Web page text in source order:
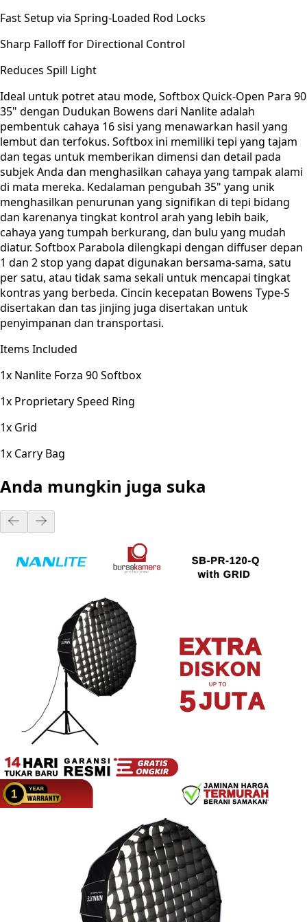
Fast Setup via Spring-Loaded Rod Locks
Sharp Falloff for Directional Control
Reduces Spill Light
Ideal untuk potret atau mode, Softbox Quick-Open Para 90
35" dengan Dudukan Bowens dari Nanlite adalah
pembentuk cahaya 16 sisi yang menawarkan hasil yang
lembut dan terfokus. Softbox ini memiliki tepi yang tajam
dan tegas untuk memberikan dimensi dan detail pada
subjek Anda dan menghasilkan cahaya yang tampak alami
di mata mereka. Kedalaman pengubah 35" yang unik
menghasilkan penurunan yang signifikan di tepi bidang
dan karenanya tingkat kontrol arah yang lebih baik,
cahaya yang tumpah berkurang, dan bulu yang mudah
diatur. Softbox Parabola dilengkapi dengan diffuser depan
1 dan 2 stop yang dapat digunakan bersama-sama, satu
per satu, atau tidak sama sekali untuk mencapai tingkat
kontras yang berbeda. Cincin kecepatan Bowens Type-S
disertakan dan tas jinjing juga disertakan untuk
penyimpanan dan transportasi.
Items Included
1x Nanlite Forza 90 Softbox
1x Proprietary Speed Ring
1x Grid
1x Carry Bag
Anda mungkin juga suka